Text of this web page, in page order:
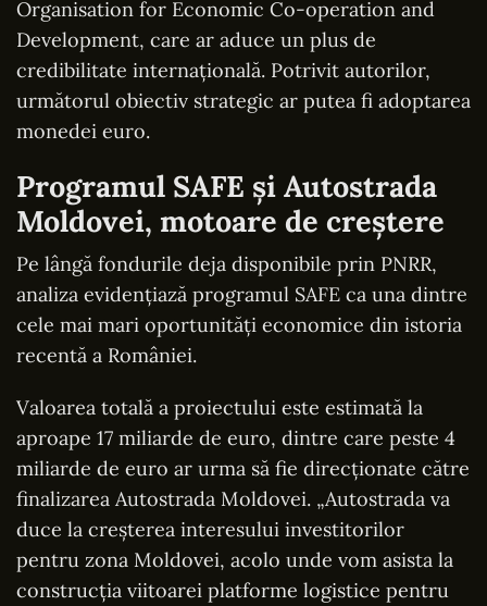
Organisation for Economic Co-operation and
Development, care ar aduce un plus de
credibilitate internațională. Potrivit autorilor,
următorul obiectiv strategic ar putea fi adoptarea
monedei euro.
Programul SAFE și Autostrada
Moldovei, motoare de creștere
Pe lângă fondurile deja disponibile prin PNRR,
analiza evidențiază programul SAFE ca una dintre
cele mai mari oportunități economice din istoria
recentă a României.
Valoarea totală a proiectului este estimată la
aproape 17 miliarde de euro, dintre care peste 4
miliarde de euro ar urma să fie direcționate către
finalizarea Autostrada Moldovei. „Autostrada va
duce la creșterea interesului investitorilor
pentru zona Moldovei, acolo unde vom asista la
construcția viitoarei platforme logistice pentru